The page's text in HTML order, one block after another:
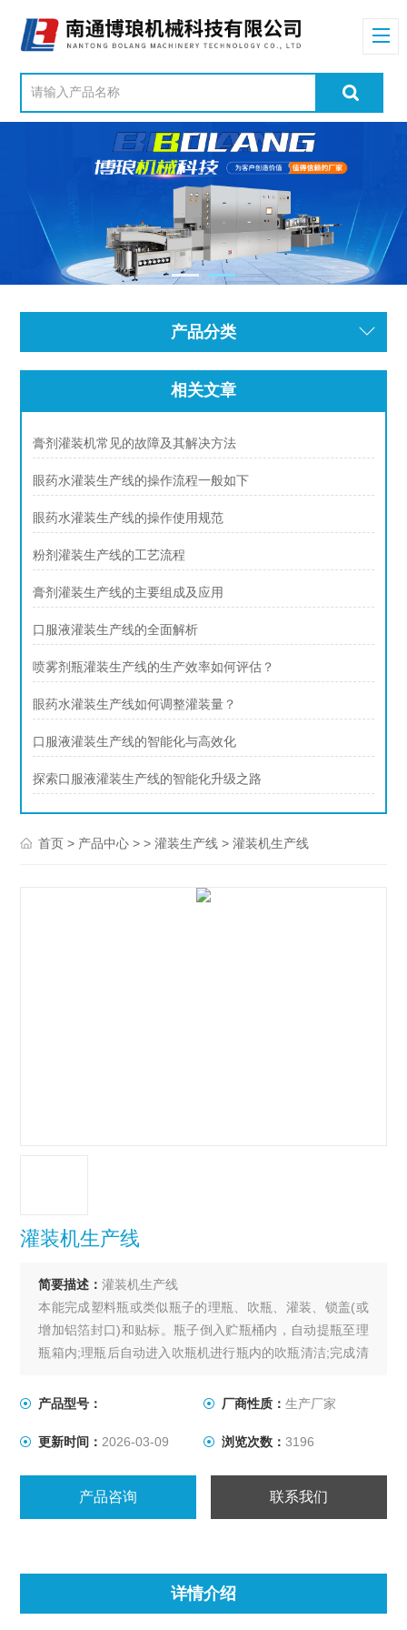
产品分类
相关文章
膏剂灌装机常见的故障及其解决方法
眼药水灌装生产线的操作流程一般如下
眼药水灌装生产线的操作使用规范
粉剂灌装生产线的工艺流程
膏剂灌装生产线的主要组成及应用
口服液灌装生产线的全面解析
喷雾剂瓶灌装生产线的生产效率如何评估？
眼药水灌装生产线如何调整灌装量？
口服液灌装生产线的智能化与高效化
探索口服液灌装生产线的智能化升级之路
首页 > 产品中心 > >灌装生产线 > 灌装机生产线
灌装机生产线
简要描述：灌装机生产线
本能完成塑料瓶或类似瓶子的理瓶、吹瓶、灌装、锁盖(或
增加铝箔封口)和贴标。瓶子倒入贮瓶桶内，自动提瓶至理
瓶箱内;理瓶后自动进入吹瓶机进行瓶内的吹瓶清洁;完成清
如盖子是铝箔内垫盖的，增加铝箔封口机;后进入贴标机贴
产品型号： 厂商性质： 生产厂家
更新时间： 2026-03-09 浏览次数： 3196
产品咨询 联系我们
详情介绍